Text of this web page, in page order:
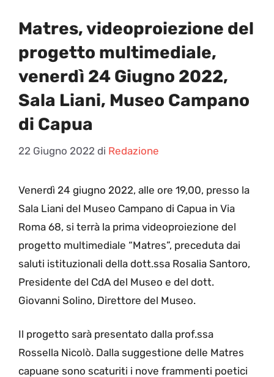
Matres, videoproiezione del
progetto multimediale,
venerdì 24 Giugno 2022,
Sala Liani, Museo Campano
di Capua
22 Giugno 2022 di Redazione
Venerdì 24 giugno 2022, alle ore 19,00, presso la
Sala Liani del Museo Campano di Capua in Via
Roma 68, si terrà la prima videoproiezione del
progetto multimediale “Matres”, preceduta dai
saluti istituzionali della dott.ssa Rosalia Santoro,
Presidente del CdA del Museo e del dott.
Giovanni Solino, Direttore del Museo.
Il progetto sarà presentato dalla prof.ssa
Rossella Nicolò. Dalla suggestione delle Matres
capuane sono scaturiti i nove frammenti poetici